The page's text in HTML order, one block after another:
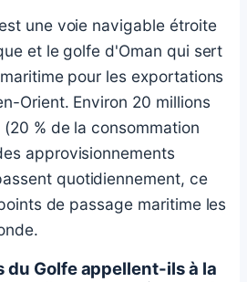
une voie navigable étroite
et le golfe d'Oman qui sert
pour les exportations
Orient. Environ 20 millions
% de la consommation
approvisionnements
quotidiennement, ce
de passage maritime les
du Golfe appellent-ils à la